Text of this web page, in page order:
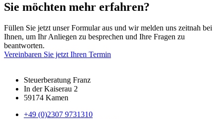
Sie möchten mehr erfahren?
Füllen Sie jetzt unser Formular aus und wir melden uns zeitnah bei
Ihnen, um Ihr Anliegen zu besprechen und Ihre Fragen zu
beantworten.
Vereinbaren Sie jetzt Ihren Termin
Steuerberatung Franz
In der Kaiserau 2
59174 Kamen
+49 (0)2307 9731310